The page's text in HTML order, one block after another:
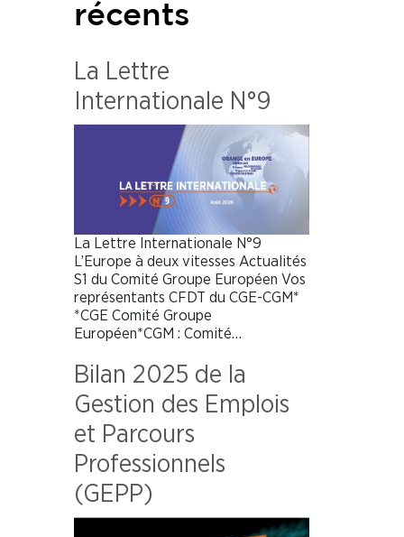
récents
La Lettre
Internationale N°9
La Lettre Internationale N°9
L’Europe à deux vitesses Actualités
S1 du Comité Groupe Européen Vos
représentants CFDT du CGE-CGM*
*CGE Comité Groupe
Européen*CGM : Comité…
Bilan 2025 de la
Gestion des Emplois
et Parcours
Professionnels
(GEPP)